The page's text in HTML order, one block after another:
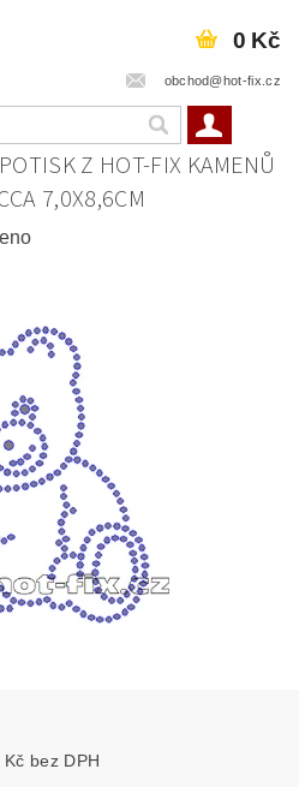
obchod@hot-fix.cz
0 Kč
Z HOT-FIX KAMENŮ
7,0X8,6CM
90 Kč bez DPH